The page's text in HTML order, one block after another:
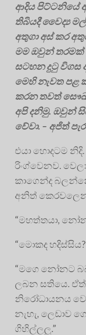
ආදිය පිට්ටනියේ
තිබියදී වෛද්‍ය
අතුගා අස් කර
මම ඔවුන් තරමක්
සටහන දුටු විගස
මෙහි නැවත පළ
කරන තවත්
අපි දනිමු. ඔවුන්
වේවා. – අජිත්
එයා හොදටම
රිංග්වෙනව.
කාගෙන්ද
අනිත්
“මහත්තයා,
“මොකද
“මගෙ නෝනට
ලබන සතියෙ. ඒත්
නිරෝධායනය
නැහැ, ලෙඩාව
ගිහිල්ලලු.”